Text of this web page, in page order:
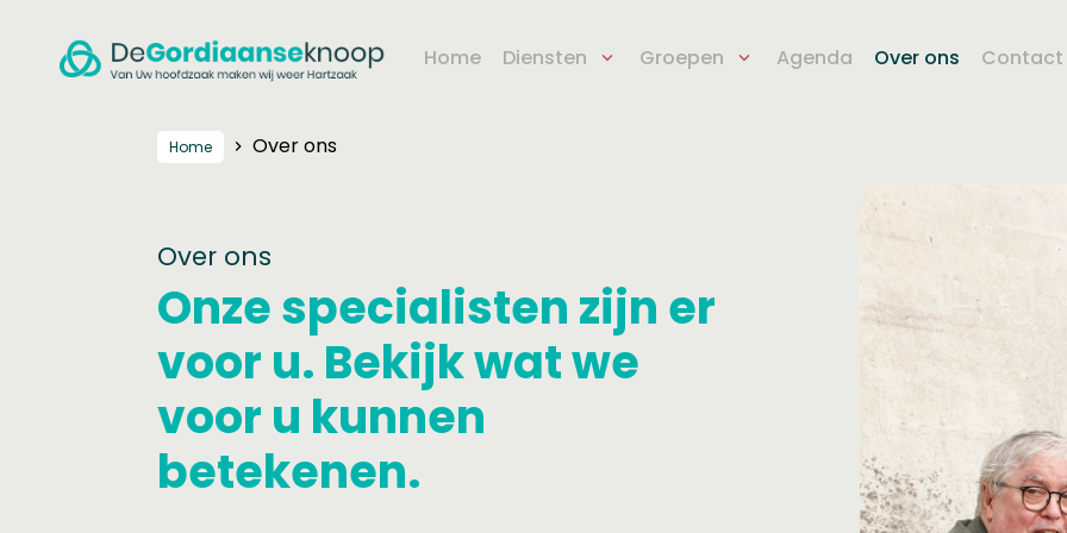
Home Diensten Groepen Agenda Over ons Contact
Home Over ons
Over ons
Onze specialisten zijn er
voor u. Bekijk wat we
voor u kunnen
betekenen.